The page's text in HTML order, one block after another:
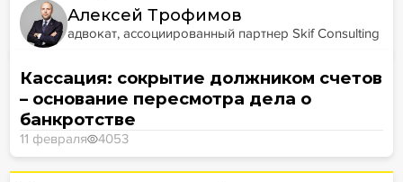
Алексей Трофимов
адвокат, ассоциированный партнер Skif Consulting
Кассация: сокрытие должником счетов
– основание пересмотра дела о
банкротстве
11 февраля 4053